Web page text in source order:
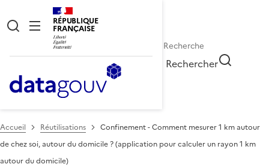
RÉPUBLIQUE
FRANÇAISE
Rechercher
Accueil Réutilisations
Confinement - Comment mesurer 1 km autour
de chez soi, autour du domicile ? (application pour calculer un rayon 1 km
autour du domicile)